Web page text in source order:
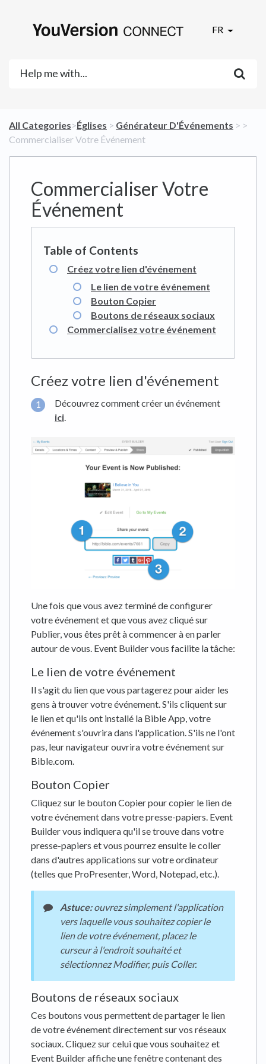
FR
All Categories​>​​Églises ​ > ​ ​Générateur D'Événements ​ > ​ ​>​
Commercialiser Votre Événement
Commercialiser Votre
Événement
Créez votre lien d'événement
Le lien de votre événement
Bouton Copier
Boutons de réseaux sociaux
Commercialisez votre événement
Créez votre lien d'événement
Découvrez comment créer un événement
ici.
Une fois que vous avez terminé de configurer
votre événement et que vous avez cliqué sur
Publier, vous êtes prêt à commencer à en parler
autour de vous. Event Builder vous facilite la tâche:
Le lien de votre événement
Il s'agit du lien que vous partagerez pour aider les
gens à trouver votre événement. S'ils cliquent sur
le lien et qu'ils ont installé la Bible App, votre
événement s'ouvrira dans l'application. S'ils ne l'ont
pas, leur navigateur ouvrira votre événement sur
Bible.com.
Bouton Copier
Cliquez sur le bouton Copier pour copier le lien de
votre événement dans votre presse-papiers. Event
Builder vous indiquera qu'il se trouve dans votre
presse-papiers et vous pourrez ensuite le coller
dans d'autres applications sur votre ordinateur
(telles que ProPresenter, Word, Notepad, etc.).
Astuce: ouvrez simplement l'application
vers laquelle vous souhaitez copier le
lien de votre événement, placez le
curseur à l'endroit souhaité et
sélectionnez Modifier, puis Coller.
Boutons de réseaux sociaux
Ces boutons vous permettent de partager le lien
de votre événement directement sur vos réseaux
sociaux. Cliquez sur celui que vous souhaitez et
Event Builder affiche une fenêtre contenant des